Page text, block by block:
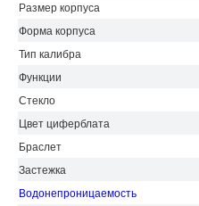
Размер корпуса
Форма корпуса
Тип калибра
Функции
Стекло
Цвет циферблата
Браслет
Застежка
Водонепроницаемость